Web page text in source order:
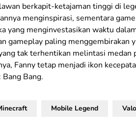
berkapit-ketajaman tinggi di
menginspirasi, sementara
yang menginvestasikan waktu
gameplay paling menggembirakan
tak terhentikan melintasi medan
Fanny tetap menjadi ikon
Bang.
Mobile Legend